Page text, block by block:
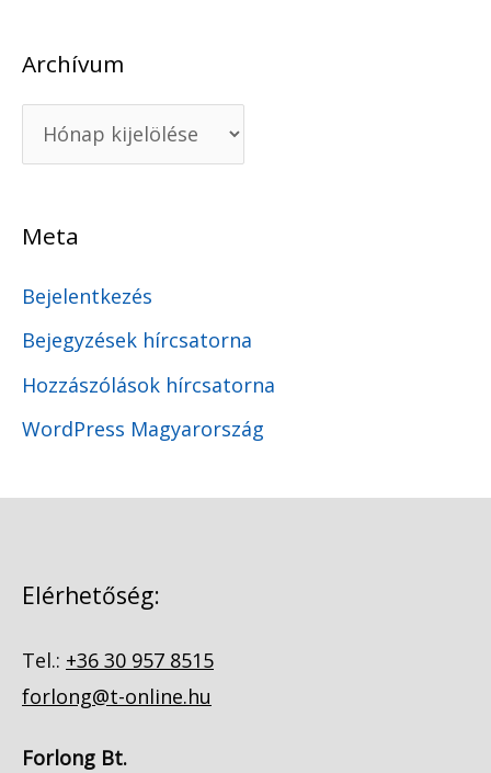
Archívum
Meta
Bejelentkezés
Bejegyzések hírcsatorna
Hozzászólások hírcsatorna
WordPress Magyarország
Elérhetőség:
Tel.: +36 30 957 8515
forlong@t-online.hu
Forlong Bt.